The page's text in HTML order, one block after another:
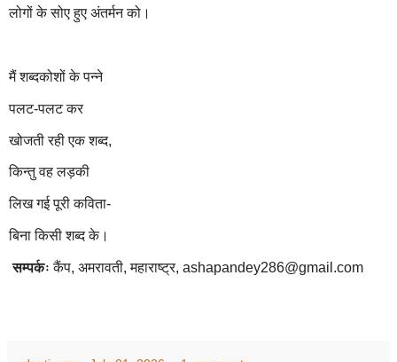
लोगों के सोए हुए अंतर्मन को।
मैं शब्दकोशों के पन्ने
पलट-पलट कर
खोजती रही एक शब्द,
किन्तु वह लड़की
लिख गई पूरी कविता-
बिना किसी शब्द के।
सम्पर्कः कैंप, अमरावती, महाराष्ट्र, ashapandey286@gmail.com